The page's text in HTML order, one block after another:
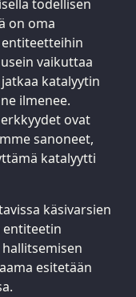
todellisen
on oma
vaikuttaa
katalyytin
ilmenee.
ovat
sanoneet,
katalyytti
käsivarsien
esitetään